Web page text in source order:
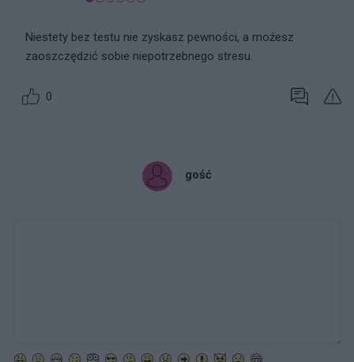
Niestety bez testu nie zyskasz pewności, a możesz
zaoszczędzić sobie niepotrzebnego stresu.
0
gość